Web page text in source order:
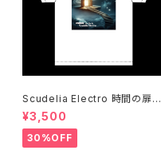
Scudelia Electro 時間の扉T
シャツ・半袖・ホワイト
¥3,500
30%OFF